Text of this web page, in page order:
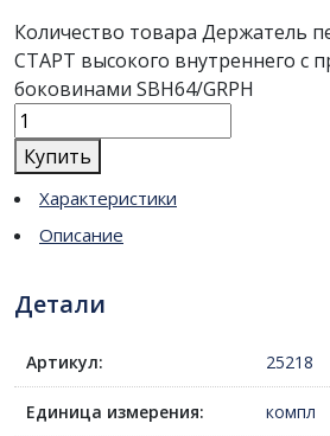
Количество товара Держатель
СТАРТ высокого внутреннего с
боковинами SBH64/GRPH
Купить
Характеристики
Описание
Детали
Артикул: 25218
Единица измерения: компл